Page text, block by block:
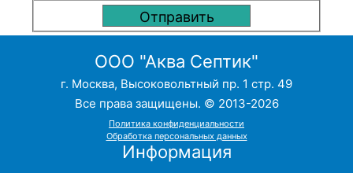
ООО "Аква Септик"
г. Москва, Высоковольтный пр. 1 стр. 49
Все права защищены. © 2013-2026
Политика конфиденциальности
Обработка персональных данных
Информация